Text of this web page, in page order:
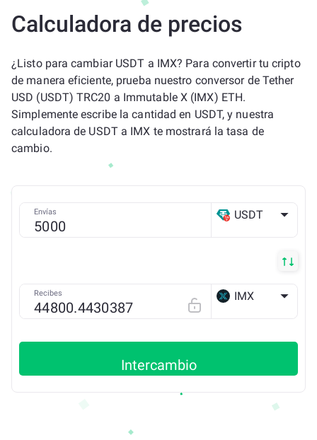
Calculadora de precios
¿Listo para cambiar USDT a IMX? Para convertir tu cripto
de manera eficiente, prueba nuestro conversor de Tether
USD (USDT) TRC20 a Immutable X (IMX) ETH.
Simplemente escribe la cantidad en USDT, y nuestra
calculadora de USDT a IMX te mostrará la tasa de
cambio.
Envías USDT
Recibes IMX
Intercambio